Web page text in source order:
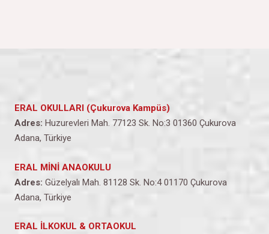
ERAL OKULLARI (Çukurova Kampüs)
Adres: Huzurevleri Mah. 77123 Sk. No:3 01360 Çukurova
Adana, Türkiye
ERAL MİNİ ANAOKULU
Adres: Güzelyalı Mah. 81128 Sk. No:4 01170 Çukurova
Adana, Türkiye
ERAL İLKOKUL & ORTAOKUL